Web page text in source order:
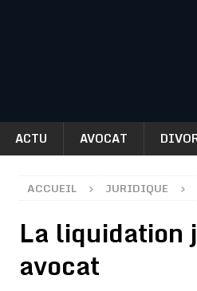
ACTU AVOCAT
ACCUEIL JURIDIQUE
La liquidation
avocat